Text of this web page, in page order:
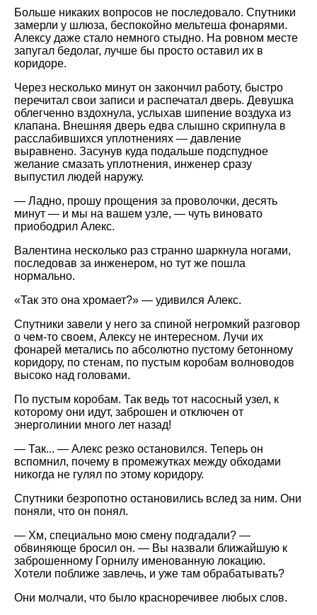
Больше никаких вопросов не последовало. Спутники
замерли у шлюза, беспокойно мельтеша фонарями.
Алексу даже стало немного стыдно. На ровном месте
запугал бедолаг, лучше бы просто оставил их в
коридоре.
Через несколько минут он закончил работу, быстро
перечитал свои записи и распечатал дверь. Девушка
облегченно вздохнула, услыхав шипение воздуха из
клапана. Внешняя дверь едва слышно скрипнула в
расслабившихся уплотнениях — давление
выравнено. Засунув куда подальше подспудное
желание смазать уплотнения, инженер сразу
выпустил людей наружу.
— Ладно, прошу прощения за проволочки, десять
минут — и мы на вашем узле, — чуть виновато
приободрил Алекс.
Валентина несколько раз странно шаркнула ногами,
последовав за инженером, но тут же пошла
нормально.
«Так это она хромает?» — удивился Алекс.
Спутники завели у него за спиной негромкий разговор
о чем-то своем, Алексу не интересном. Лучи их
фонарей метались по абсолютно пустому бетонному
коридору, по стенам, по пустым коробам волноводов
высоко над головами.
По пустым коробам. Так ведь тот насосный узел, к
которому они идут, заброшен и отключен от
энерголинии много лет назад!
— Так... — Алекс резко остановился. Теперь он
вспомнил, почему в промежутках между обходами
никогда не гулял по этому коридору.
Спутники безропотно остановились вслед за ним. Они
поняли, что он понял.
— Хм, специально мою смену подгадали? —
обвиняюще бросил он. — Вы назвали ближайшую к
заброшенному Горнилу именованную локацию.
Хотели поближе завлечь, и уже там обрабатывать?
Они молчали, что было красноречивее любых слов.